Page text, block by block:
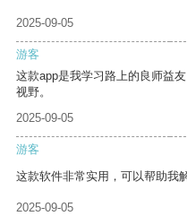
2025-09-05
游客
这款app是我学习路上的良师益
视野。
2025-09-05
游客
这款软件非常实用，可以帮助我
2025-09-05